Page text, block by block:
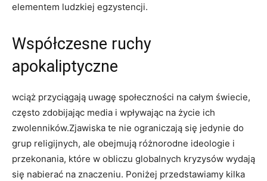
elementem​ ludzkiej egzystencji.
Współczesne⁣ ruchy
⁤apokaliptyczne
wciąż ‌przyciągają uwagę⁣ społeczności na całym świecie,
często zdobijając​ media⁤ i wpływając‍ na życie ich
zwolenników.Zjawiska te nie ograniczają się jedynie do
grup religijnych, ale obejmują ‌różnorodne ‍ideologie i
przekonania, które w ⁤obliczu globalnych kryzysów wydają​
się nabierać na znaczeniu.‍ Poniżej przedstawiamy‍ kilka